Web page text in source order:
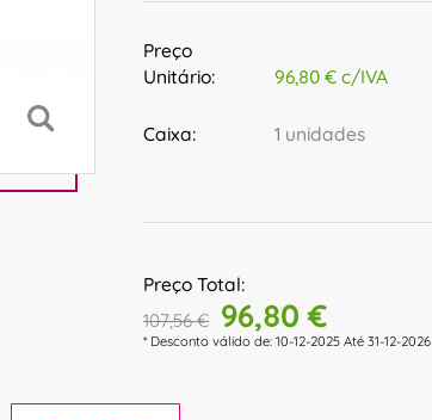
Preço
Unitário:
96,80 € c/IVA
Caixa: 1 unidades
Preço Total:
107,56 € 96,80 €
* Desconto válido de: 10-12-2025 Até 31-12-2026